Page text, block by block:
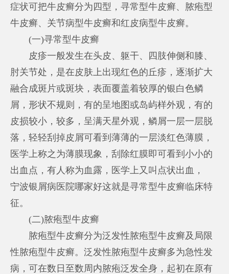
症状可把牛皮癣分为四型，寻常型牛皮癣、脓疱型
牛皮癣、关节病型牛皮癣和红皮病型牛皮癣。
(一)寻常型牛皮癣
皮疹一般发生在头皮、躯干、四肢伸侧和膝、
肘关节处，是在皮肤上出现红色的丘疹，逐渐扩大
融合成斑片或斑块，表面覆盖着较厚的银白色鳞
屑，形状不规则，有的呈地图或岛屿样外观，有的
皮损较小，较多，呈满天星外观，鳞屑一层一层脱
落，轻轻刮掉皮屑可看到薄薄的一层淡红色薄膜，
医学上称之为薄膜现象，刮除红膜即可看到小小的
出血点，有人称为血露，医学上又叫点状出血，
宁波银屑病医院哪家好这就是寻常型牛皮癣临床特
征。
(二)脓疱型牛皮癣
脓疱型牛皮癣分为泛发性脓疱型牛皮癣及局限
性脓疱型牛皮癣。泛发性脓疱型牛皮癣多为急性发
病，可在数日至数周内脓疱泛发全身，起初在原有